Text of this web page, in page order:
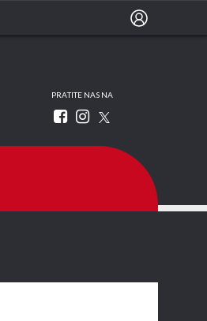
PRATITE NAS NA